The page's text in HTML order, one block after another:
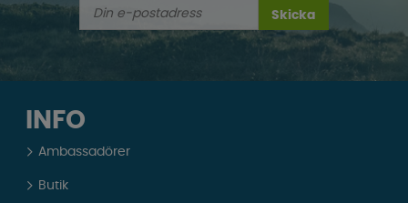
Skicka
INFO
Ambassadörer
Butik